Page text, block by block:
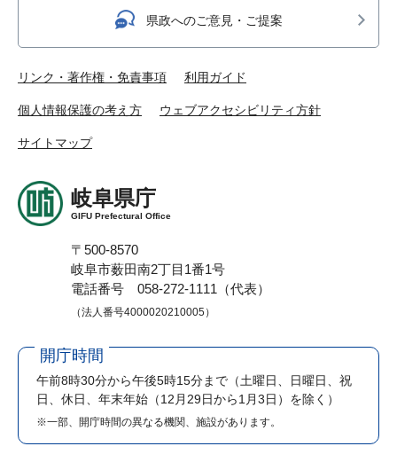
県政へのご意見・ご提案
リンク・著作権・免責事項 利用ガイド
個人情報保護の考え方 ウェブアクセシビリティ方針
サイトマップ
岐阜県庁
GIFU Prefectural Office
〒500-8570
岐阜市薮田南2丁目1番1号
電話番号 058-272-1111（代表）
（法人番号4000020210005）
開庁時間
午前8時30分から午後5時15分まで （土曜日、日曜日、祝
日、休日、年末年始（12月29日から1月3日）を除く）
※一部、開庁時間の異なる機関、施設があります。